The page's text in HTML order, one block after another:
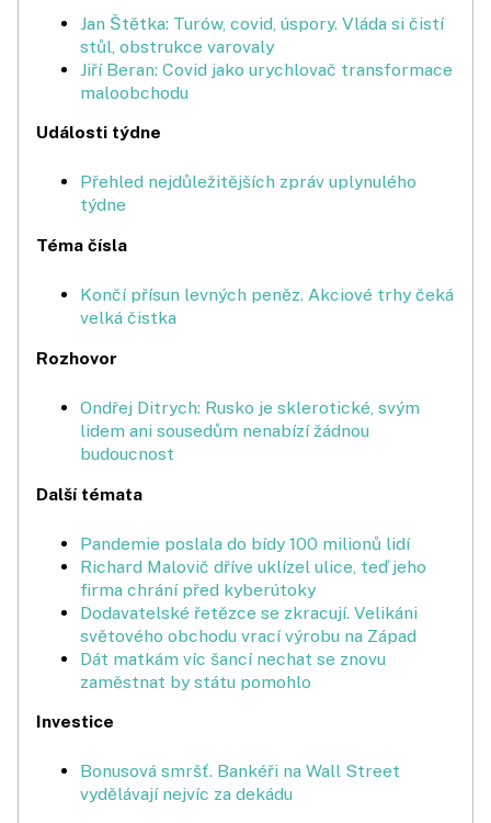
Jan Štětka: Turów, covid, úspory. Vláda si čistí
stůl, obstrukce varovaly
Jiří Beran: Covid jako urychlovač transformace
maloobchodu
Události týdne
Přehled nejdůležitějších zpráv uplynulého
týdne
Téma čísla
Končí přísun levných peněz. Akciové trhy čeká
velká čistka
Rozhovor
Ondřej Ditrych: Rusko je sklerotické, svým
lidem ani sousedům nenabízí žádnou
budoucnost
Další témata
Pandemie poslala do bídy 100 milionů lidí
Richard Malovič dříve uklízel ulice, teď jeho
firma chrání před kyberútoky
Dodavatelské řetězce se zkracují. Velikáni
světového obchodu vrací výrobu na Západ
Dát matkám víc šancí nechat se znovu
zaměstnat by státu pomohlo
Investice
Bonusová smršť. Bankéři na Wall Street
vydělávají nejvíc za dekádu